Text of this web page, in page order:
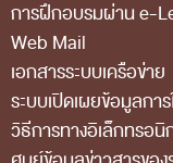
แผ่นดิน
โครงสร้างคณะกรร
เอกสารที่เกี่ยวข้อ
คณะกรรมการมาตรฐ
การฝึกอบรมผ่าน e-
Web Mail
เอกสารระบบเครือข่าย
ระบบเปิดเผยข้อมูลก
วิธีการทางอิเล็กทรอนิ